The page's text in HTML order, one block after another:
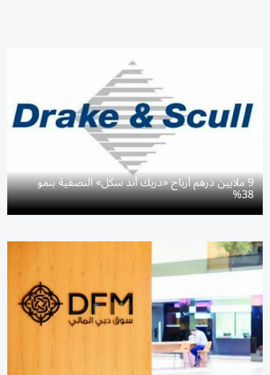
9 ملايين درهم أرباح «دريك أند سكل» النصفية بنمو
38%